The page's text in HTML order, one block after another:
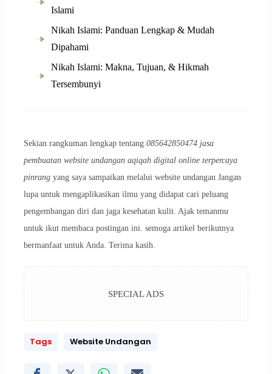
Islami
Nikah Islami: Panduan Lengkap & Mudah
Dipahami
Nikah Islami: Makna, Tujuan, & Hikmah
Tersembunyi
Sekian rangkuman lengkap tentang 085642850474 jasa
pembuatan website undangan aqiqah digital online terpercaya
pinrangyang saya sampaikan melalui website undangan Jangan
lupa untuk mengaplikasikan ilmu yang didapat cari peluang
pengembangan diri dan jaga kesehatan kulit. Ajak temanmu
untuk ikut membaca postingan ini. semoga artikel berikutnya
bermanfaat untuk Anda. Terima kasih.
SPECIAL ADS
Tags Website Undangan